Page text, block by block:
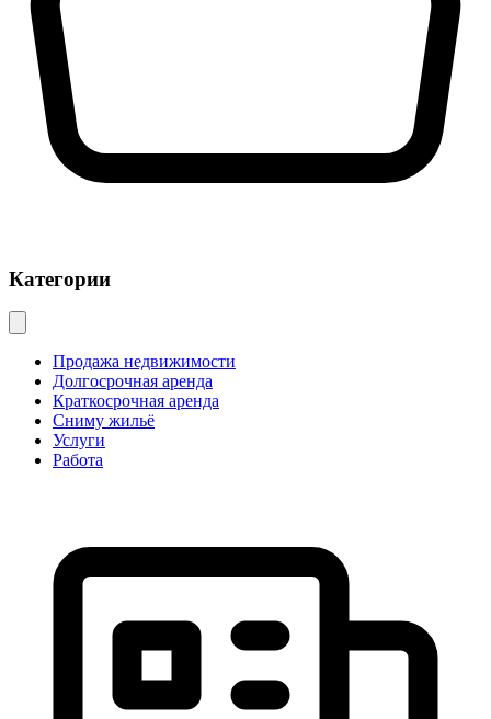
Категории
Продажа недвижимости
Долгосрочная аренда
Краткосрочная аренда
Сниму жильё
Услуги
Работа